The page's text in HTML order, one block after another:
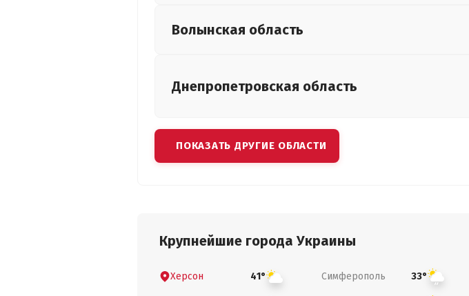
Волынская область
Днепропетровская область
ПОКАЗАТЬ ДРУГИЕ ОБЛАСТИ
Крупнейшие города Украины
Херсон 41° Симферополь 33°